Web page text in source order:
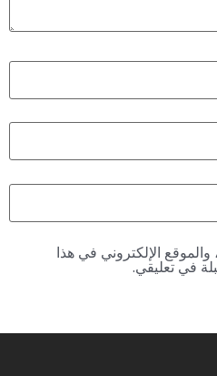
الإلكتروني في هذا
في تعليقي.